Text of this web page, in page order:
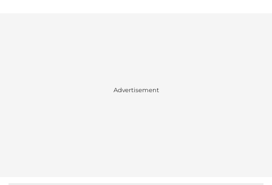
Advertisement